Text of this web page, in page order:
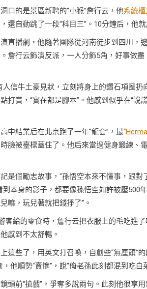
口的是景區新聘的“小猴”詹行云，他系統
還自動跳了一段“科目三”。10分鐘后，他就
直播劇，他隨著團隊從河南徒步到四川，
詹行云飾演反派，一人分飾5角，好事做
人信牛土豪見狀，立刻將身上的鑽石項圈
打賞，“實在都是腳本”。他感到似乎在“說
中結業后在北京跑了一年“龍套”，最“
臉被臺標蓋住了。他后來當過健身鍛練、
是個勵志故事，“孫悟空本來不懂事，跟
到本身的影子，都要像孫悟空如許被壓500
嘛，玩兒著就把錢掙了”。
客給的零食時，詹行云把衣服上的毛吃進
感到不太舒暢。
這些了，用英文打召喚，自創些“無厘頭”
他順勢“賣慘”，說“俺老孫此刻都混到吃白
頭前“搶戲”，爭奪多說兩句。此刻他很享